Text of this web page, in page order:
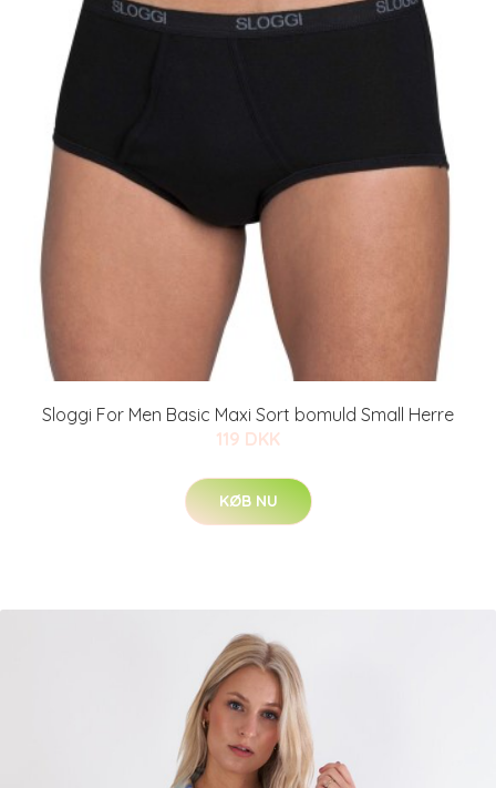
Sloggi For Men Basic Maxi Sort bomuld Small Herre
119 DKK
KØB NU